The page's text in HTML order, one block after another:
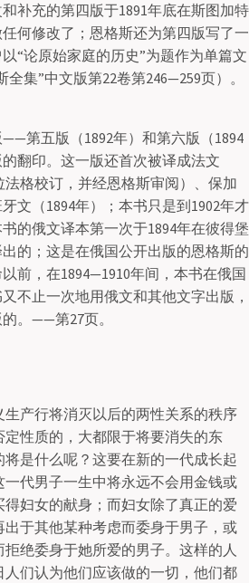
补充的第四版于1891年底在斯图加特
何修改了；恩格斯还为第四版写了一
“论原始家庭的历史”为题作为单篇文
集”中文版第22卷第246—259页）。
第五版（1892年）和第六版（1894
翻印。这一版还首次被译成法文
法格校订，并经恩格斯审阅）、保加
文（1894年）；本书只是到1902年才
的俄文译本第一次于1894年在彼得堡
的；这是在俄国公开出版的恩格斯的
前，在1894—1910年间，本书在俄国
不止一次地用俄文和其他文字出版，
。——第27页。
产行将消灭以后的两性关系的秩序
性质的，大都限于将要消失的东
是什么呢？这要在新的一代成长起
代男子一生中将永远不会用金钱或
妇女的献身；而妇女除了真正的爱
于其他某种考虑而委身于男子，或
绝委身于她所爱的男子。这样的人
们认为他们应该做的一切，他们都